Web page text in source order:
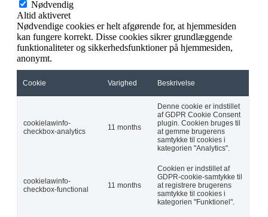
Nødvendig
Altid aktiveret
Nødvendige cookies er helt afgørende for, at hjemmesiden
kan fungere korrekt. Disse cookies sikrer grundlæggende
funktionaliteter og sikkerhedsfunktioner på hjemmesiden,
anonymt.
Cookie Varighed Beskrivelse
cookielawinfo-
checkbox-analytics
11 months
Denne cookie er indstillet
af GDPR Cookie Consent
plugin. Cookien bruges til
at gemme brugerens
samtykke til cookies i
kategorien "Analytics".
cookielawinfo-
checkbox-functional
11 months
Cookien er indstillet af
GDPR-cookie-samtykke til
at registrere brugerens
samtykke til cookies i
kategorien "Funktionel".